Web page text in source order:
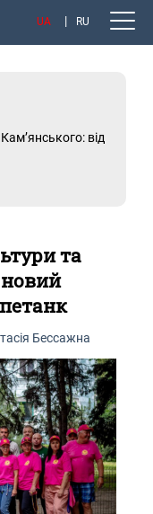
UA RU
від
та
Бессажна